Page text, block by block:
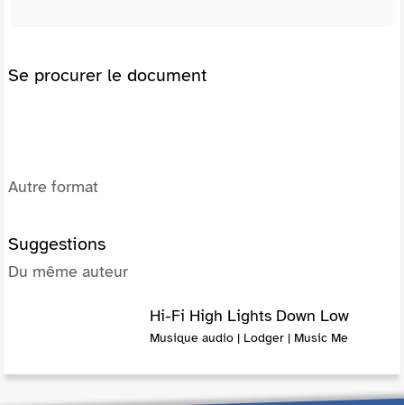
Se procurer le document
Autre format
Suggestions
Du même auteur
Hi-Fi High Lights Down Low
Musique audio | Lodger | Music Me